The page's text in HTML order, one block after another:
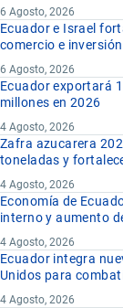
6 Agosto, 2026
Ecuador e Israel
comercio e inversión
6 Agosto, 2026
Ecuador exportará
millones en 2026
4 Agosto, 2026
Zafra azucarera
toneladas y
4 Agosto, 2026
Economía de
interno y aumento
4 Agosto, 2026
Ecuador integra
Unidos para
4 Agosto, 2026